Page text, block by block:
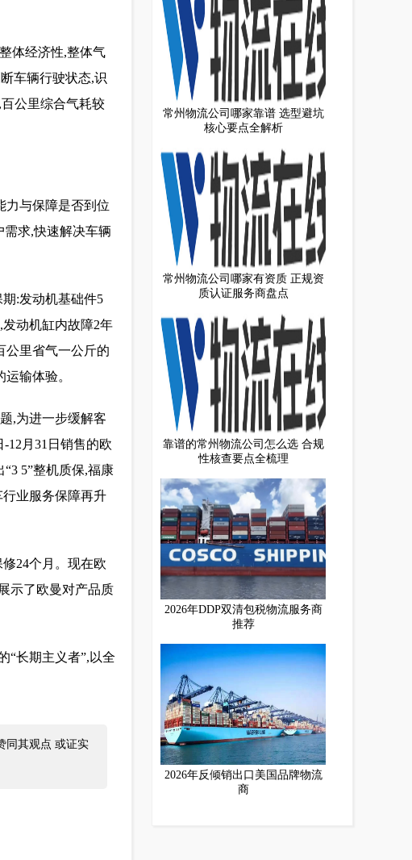
体经济性,整体气
车辆行驶状态,识
公里综合气耗较
力与保障是否到位
求,快速解决车辆
:发动机基础件5
动机缸内故障2年
公里省气一公斤的
输体验。
,为进一步缓解客
12月31日销售的欧
5”整机质保,福康
业服务保障再升
24个月。现在欧
示了欧曼对产品质
“长期主义者”,以全
同其观点 或证实
常州物流公司哪家靠谱 选型避坑
核心要点全解析
常州物流公司哪家有资质 正规资
质认证服务商盘点
靠谱的常州物流公司怎么选 合规
性核查要点全梳理
2026年DDP双清包税物流服务商
推荐
2026年反倾销出口美国品牌物流
商